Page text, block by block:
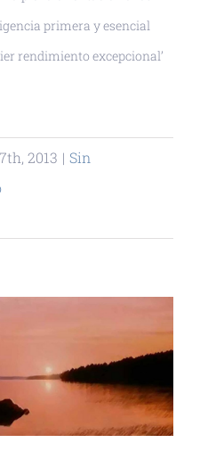
primera y esencial
rendimiento excepcional’
2013 | Sin